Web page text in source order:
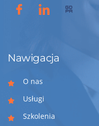
Nawigacja
O nas
Usługi
Szkolenia